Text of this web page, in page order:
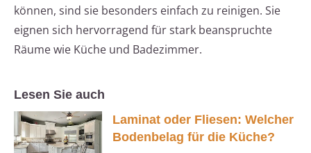
können, sind sie besonders einfach zu reinigen. Sie
eignen sich hervorragend für stark beanspruchte
Räume wie Küche und Badezimmer.
Lesen Sie auch
Laminat oder Fliesen: Welcher
Bodenbelag für die Küche?